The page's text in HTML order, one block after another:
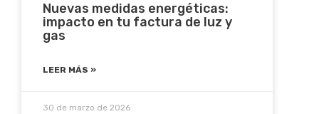
Nuevas medidas energéticas:
impacto en tu factura de luz y
gas
LEER MÁS »
30 de marzo de 2026